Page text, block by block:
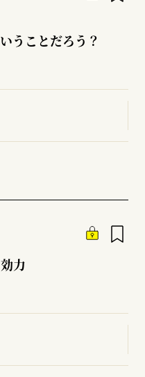
うことだろう？
力